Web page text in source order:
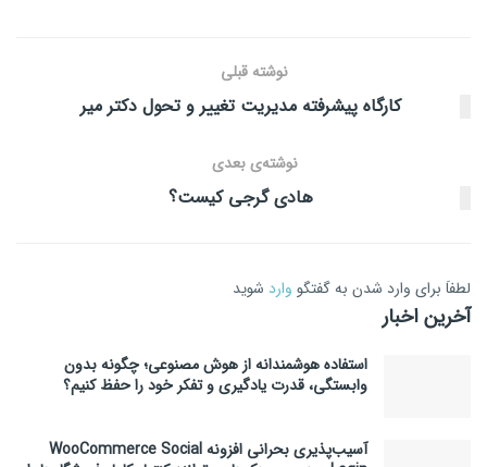
نوشته قبلی
کارگاه پیشرفته مدیریت تغییر و تحول دکتر میر
نوشته‌ی بعدی
هادی گرجی کیست؟
لطفاَ برای وارد شدن به گفتگو وارد شوید
آخرین اخبار
استفاده هوشمندانه از هوش مصنوعی؛ چگونه بدون
وابستگی، قدرت یادگیری و تفکر خود را حفظ کنیم؟
آسیب‌پذیری بحرانی افزونه WooCommerce Social